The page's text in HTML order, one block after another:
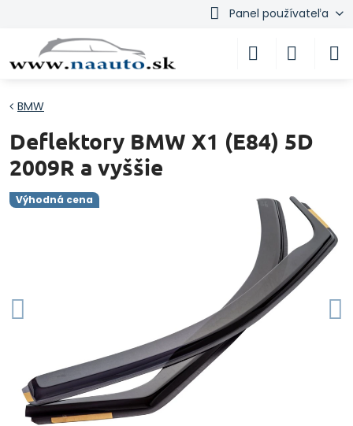
Panel používateľa
Výhodná cena
BMW
Deflektory BMW X1 (E84) 5D
2009R a vyššie